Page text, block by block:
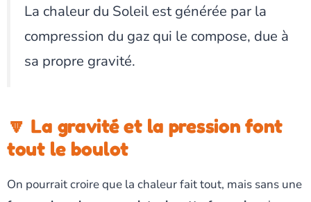
La chaleur du Soleil est générée par la
compression du gaz qui le compose, due à
sa propre gravité.
🔽 La gravité et la pression font
tout le boulot
On pourrait croire que la chaleur fait tout, mais sans une